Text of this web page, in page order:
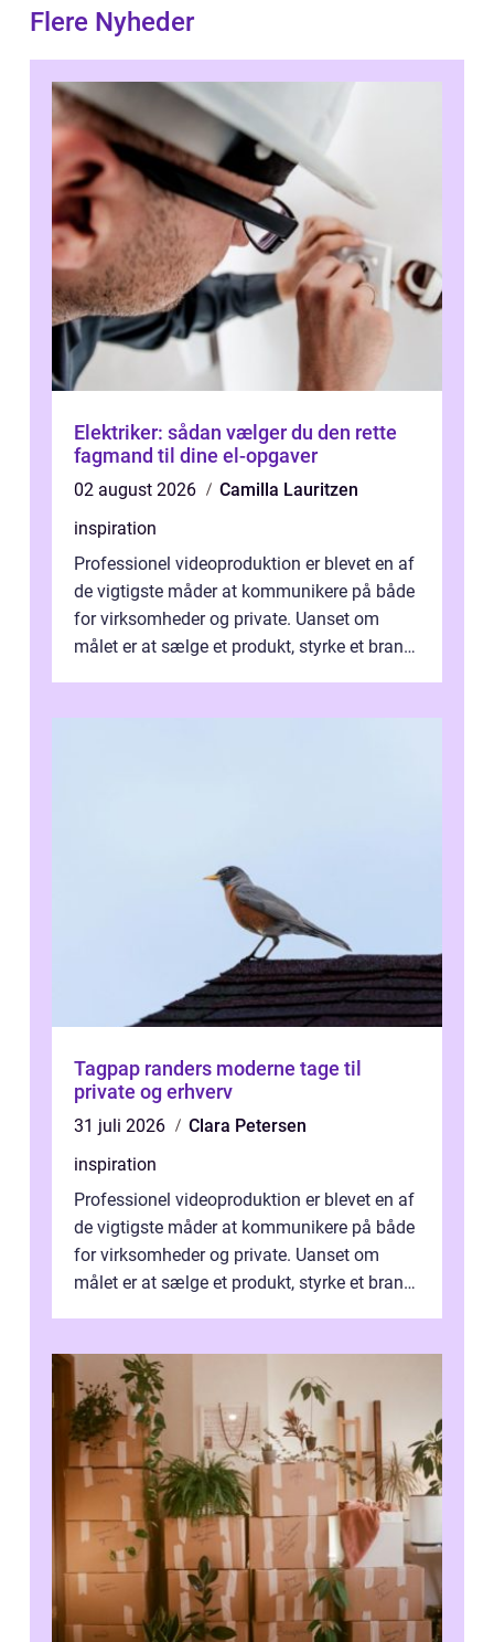
Flere Nyheder
Elektriker: sådan vælger du den rette
fagmand til dine el-opgaver
02 august 2026
Camilla Lauritzen
inspiration
Professionel videoproduktion er blevet en af
de vigtigste måder at kommunikere på både
for virksomheder og private. Uanset om
målet er at sælge et produkt, styrke et brand,
Tagpap randers moderne tage til
private og erhverv
31 juli 2026
Clara Petersen
inspiration
Professionel videoproduktion er blevet en af
de vigtigste måder at kommunikere på både
for virksomheder og private. Uanset om
målet er at sælge et produkt, styrke et brand,